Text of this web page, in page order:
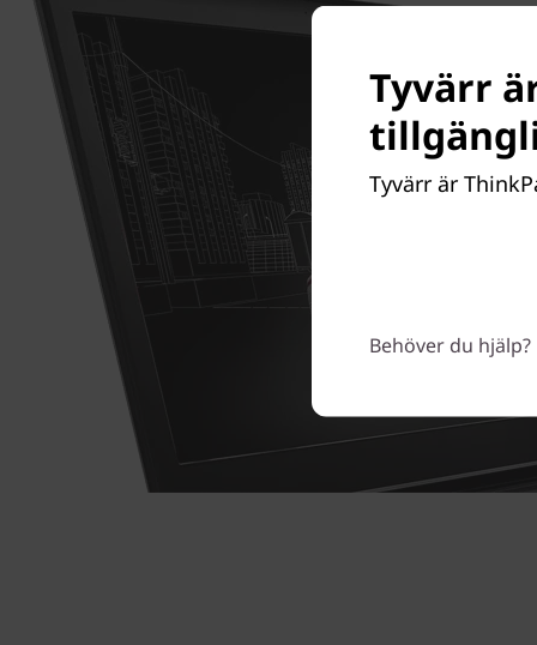
Tyvärr
Tyvärr är
Behöver du